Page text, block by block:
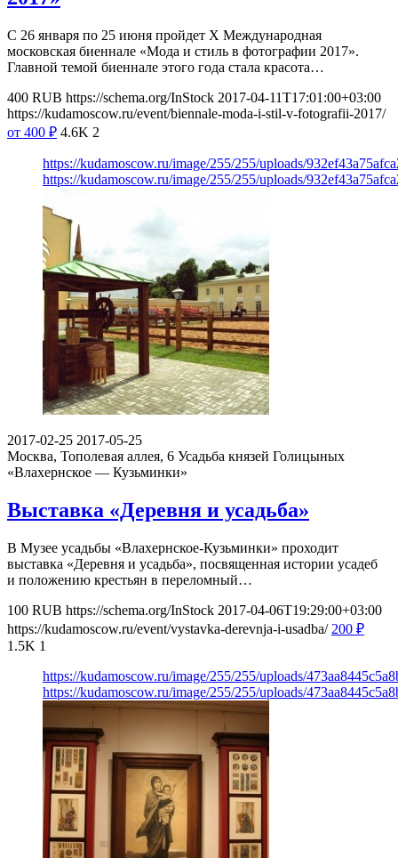
С 26 января по 25 июня пройдет Х Международная
московская биеннале «Мода и стиль в фотографии 2017».
Главной темой биеннале этого года стала красота…
400 RUB https://schema.org/InStock 2017-04-11T17:01:00+03:00
https://kudamoscow.ru/event/biennale-moda-i-stil-v-fotografii-2017/
от 400 ₽ 4.6K 2
https://kudamoscow.ru/image/255/255/uploads/
https://kudamoscow.ru/image/255/255/uploads/
2017-02-25 2017-05-25
Москва, Тополевая аллея, 6 Усадьба князей Голицыных
«Влахернское — Кузьминки»
Выставка «Деревня и усадьба»
В Музее усадьбы «Влахернское-Кузьминки» проходит
выставка «Деревня и усадьба», посвященная истории усадеб
и положению крестьян в переломный…
100 RUB https://schema.org/InStock 2017-04-06T19:29:00+03:00
https://kudamoscow.ru/event/vystavka-derevnja-i-usadba/ 200 ₽
1.5K 1
https://kudamoscow.ru/image/255/255/uploads/
https://kudamoscow.ru/image/255/255/uploads/